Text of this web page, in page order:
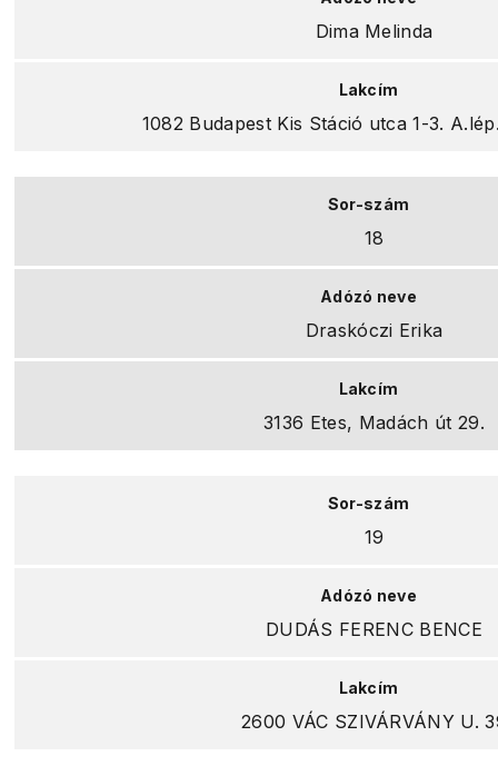
Dima Melinda
1082 Budapest Kis Stáció utca 1-3.
18
Draskóczi Erika
3136 Etes, Madách út 29.
19
DUDÁS FERENC BENCE
2600 VÁC SZIVÁRVÁNY U.